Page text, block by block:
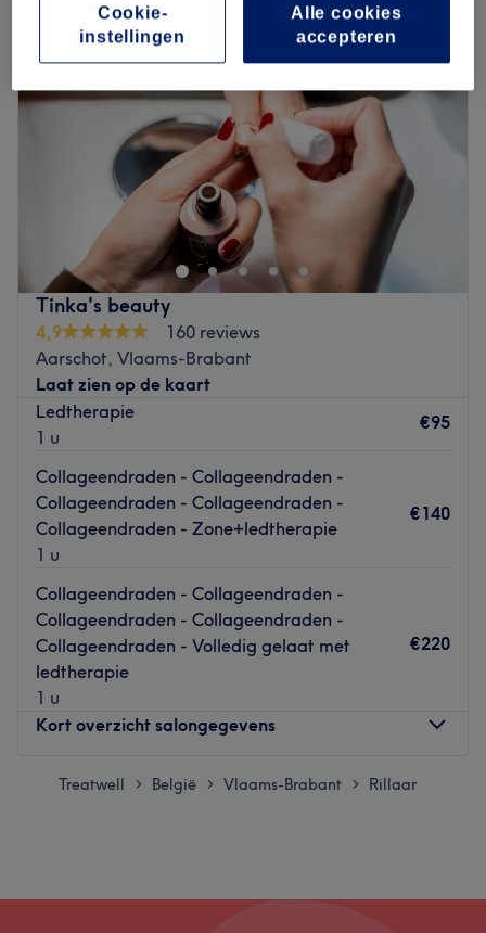
Tinka's beauty
4,9
160 reviews
Aarschot, Vlaams-Brabant
Laat zien op de kaart
Ledtherapie
1 u
€95
Collageendraden - Collageendraden -
Collageendraden - Collageendraden -
Collageendraden - Zone+ledtherapie
1 u
€140
Collageendraden - Collageendraden -
Collageendraden - Collageendraden -
Collageendraden - Volledig gelaat met
ledtherapie
1 u
€220
Kort overzicht salongegevens
Maandag 09:00 –15:30
Treatwell > België > Vlaams-Brabant > Rillaar
Alle cookies
accepteren
Cookie-
instellingen